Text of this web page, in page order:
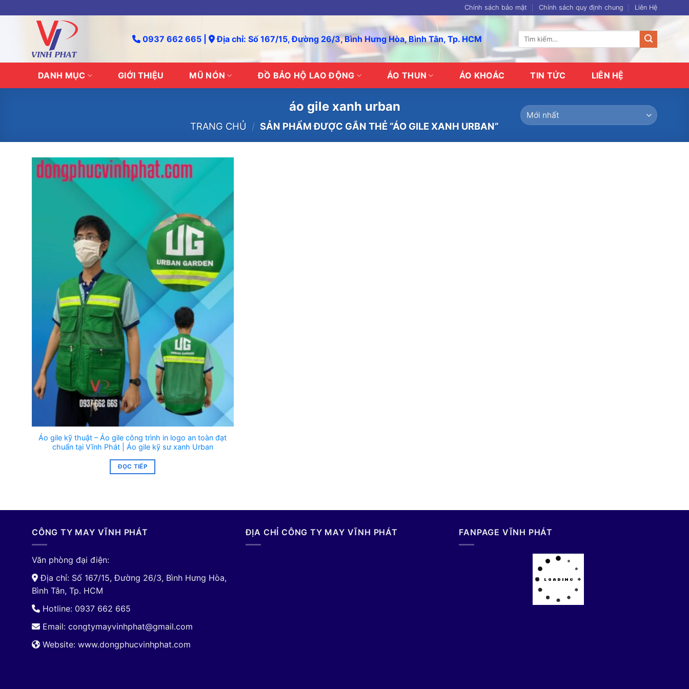
to
Chính sách bảo mật Chính sách quy định chung Liên Hệ
0937 662 665 | Địa chỉ: Số 167/15, Đường 26/3, Bình Hưng Hòa, Bình Tân, Tp. HCM
Tìm
DANH MỤC GIỚI THIỆU MŨ NÓN ĐỒ BẢO HỘ LAO ĐỘNG ÁO THUN ÁO KHOÁC TIN TỨC LIÊN HỆ
áo gile xanh urban
TRANG CHỦ / SẢN PHẨM ĐƯỢC GẮN THẺ “ÁO GILE XANH URBAN”
Áo gile kỹ thuật – Áo gile công trình in logo an toàn đạt
chuẩn tại Vĩnh Phát | Áo gile kỹ sư xanh Urban
ĐỌC TIẾP
CÔNG TY MAY VĨNH PHÁT
Văn phòng đại điện:
Địa chỉ: Số 167/15, Đường 26/3, Bình Hưng Hòa,
Bình Tân, Tp. HCM
Hotline: 0937 662 665
Email: congtymayvinhphat@gmail.com
Website: www.dongphucvinhphat.com
ĐỊA CHỈ CÔNG TY MAY VĨNH PHÁT FANPAGE VĨNH PHÁT